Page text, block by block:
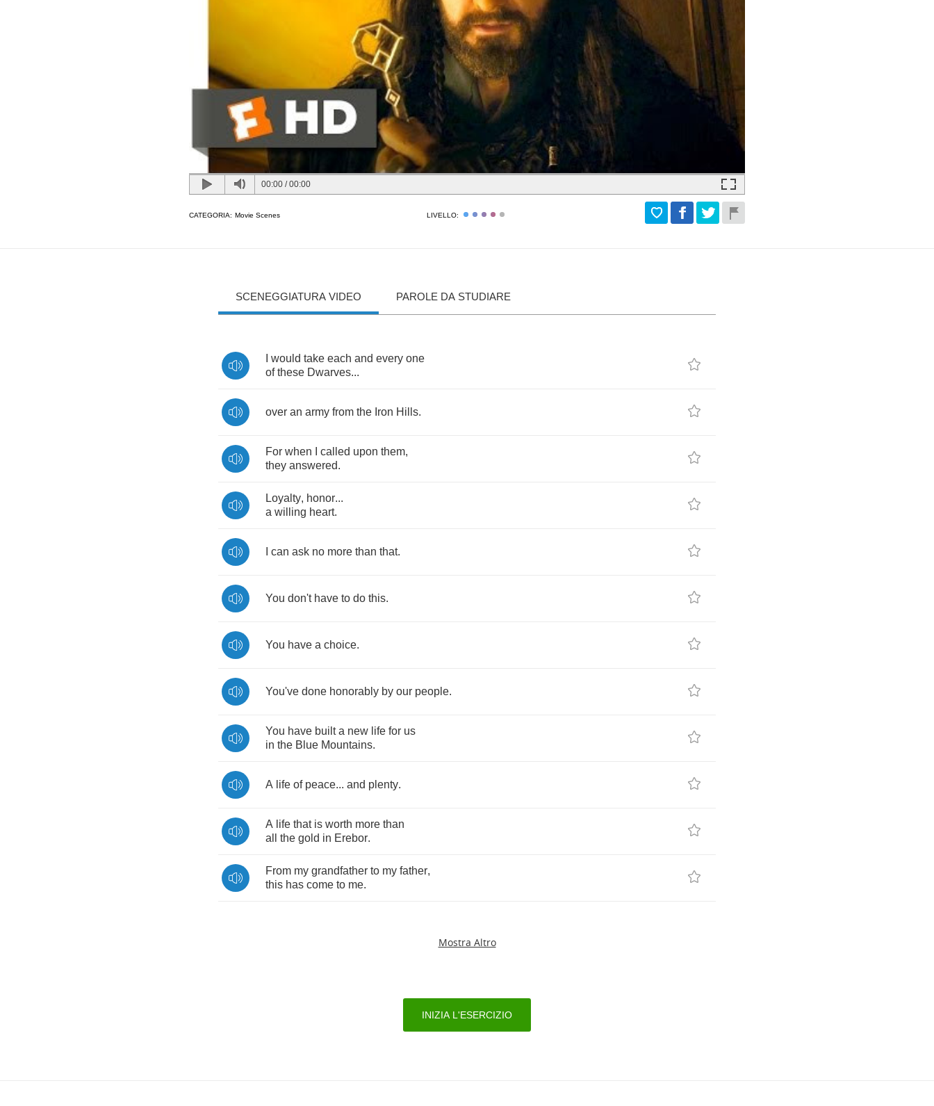
00:00 /00:00
CATEGORIA: Movie Scenes LIVELLO:
SCENEGGIATURA VIDEO PAROLE DA STUDIARE
would take each and every one
of these Dwarves...
over an army from the Iron Hills.
For when called upon them,
they answered.
Loyalty, honor...
a willing heart.
can ask no more than that.
You don't have to do this.
You have a choice.
You've done honorably by our people.
You have built a new life for us
in the Blue Mountains.
A life of peace... and plenty.
A life that is worth more than
all
the gold in Erebor.
From my grandfather to my father,
this has come to me.
Mostra Altro
INIZIA L'ESERCIZIO